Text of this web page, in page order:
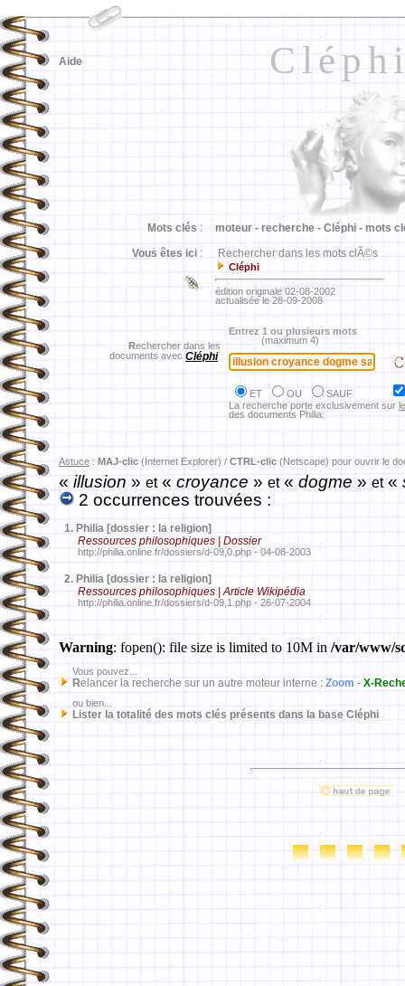
Aide
Mots clés : moteur - recherche - Cléphi - mots
Vous êtes ici : Rechercher dans les mots clÃ©s
Cléphi
édition originale 02-08-2002
actualisée le 28-09-2008
Rechercher dans les
documents avec Cléphi
Entrez 1 ou plusieurs mots
(maximum 4)
ET OU
SAUF
La recherche porte exclusivement sur
des documents Philia.
Astuce : MAJ-clic (Internet Explorer) / CTRL-clic (Netscape) pour ouvrir le
«illusion» et« croyance » et« dogme » et«
2 occurrences trouvées :
1. Philia [dossier : la religion]
Ressources philosophiques | Dossier
http://philia.online.fr/dossiers/d-09,0.php - 04-08-2003
2. Philia [dossier : la religion]
Ressources philosophiques | Article Wikipédia
http://philia.online.fr/dossiers/d-09,1.php - 26-07-2004
Warning: fopen(): file size is limited to 10M in /var/www/
Vous pouvez...
Relancer la recherche sur un autre moteur interne : Zoom - X-
ou bien...
Lister la totalité des mots clés présents dans la base Cléphi